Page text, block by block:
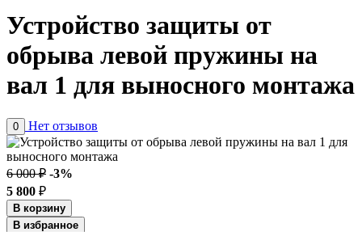
Устройство защиты от
обрыва левой пружины на
вал 1 для выносного монтажа
0 Нет отзывов
6 000 ₽ -3%
5 800 ₽
В корзину
В избранное